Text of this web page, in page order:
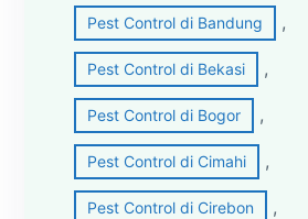
Pest Control di Bandung ,
Pest Control di Bekasi ,
Pest Control di Bogor ,
Pest Control di Cimahi ,
Pest Control di Cirebon ,